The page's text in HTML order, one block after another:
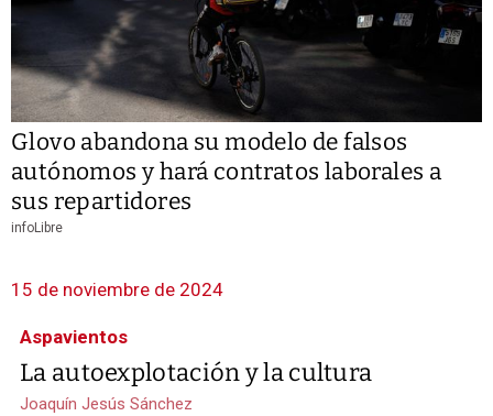
Glovo abandona su modelo de falsos
autónomos y hará contratos laborales a
sus repartidores
infoLibre
15 de noviembre de 2024
Aspavientos
La autoexplotación y la cultura
Joaquín Jesús Sánchez